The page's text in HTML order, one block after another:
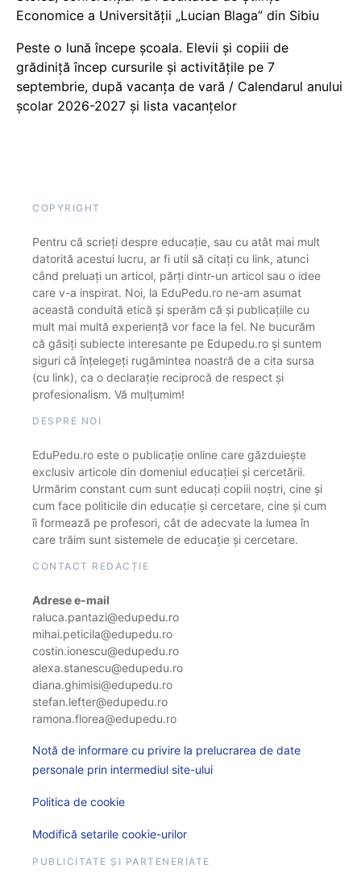
Economice a Universității „Lucian Blaga” din Sibiu
Peste o lună începe școala. Elevii și copiii de
grădiniță încep cursurile și activitățile pe 7
septembrie, după vacanța de vară / Calendarul anului
școlar 2026-2027 și lista vacanțelor
COPYRIGHT
Pentru că scrieți despre educație, sau cu atât mai mult
datorită acestui lucru, ar fi util să citați cu link, atunci
când preluați un articol, părți dintr-un articol sau o idee
care v-a inspirat. Noi, la EduPedu.ro ne-am asumat
această conduită etică și sperăm că și publicațiile cu
mult mai multă experiență vor face la fel. Ne bucurăm
că găsiți subiecte interesante pe Edupedu.ro și suntem
siguri că înțelegeți rugămintea noastră de a cita sursa
(cu link), ca o declarație reciprocă de respect și
profesionalism. Vă mulțumim!
DESPRE NOI
EduPedu.ro este o publicație online care găzduiește
exclusiv articole din domeniul educației și cercetării.
Urmărim constant cum sunt educați copiii noștri, cine și
cum face politicile din educație și cercetare, cine și cum
îi formează pe profesori, cât de adecvate la lumea în
care trăim sunt sistemele de educație și cercetare.
CONTACT REDACȚIE
Adrese e-mail
raluca.pantazi@edupedu.ro
mihai.peticila@edupedu.ro
costin.ionescu@edupedu.ro
alexa.stanescu@edupedu.ro
diana.ghimisi@edupedu.ro
stefan.lefter@edupedu.ro
ramona.florea@edupedu.ro
Notă de informare cu privire la prelucrarea de date
personale prin intermediul site-ului
Politica de cookie
Modifică setarile cookie-urilor
PUBLICITATE ȘI PARTENERIATE